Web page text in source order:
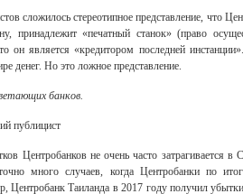
сложилось стереотипное представление, что
принадлежит «печатный станок» (право
он является «кредитором последней
денег. Но это ложное представление.
банков.
публицист
Центробанков не очень часто затрагивается
много случаев, когда Центробанки по
Центробанк Таиланда в 2017 году получил